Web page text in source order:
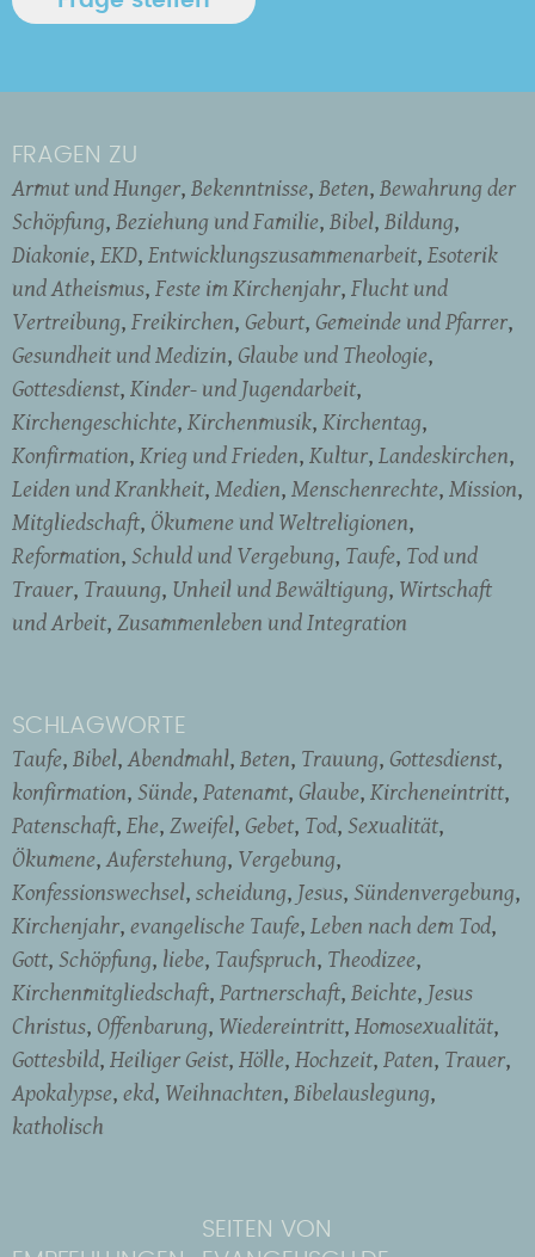
FRAGEN ZU
Armut und Hunger Bekenntnisse Beten Bewahrung der
Schöpfung Beziehung und Familie Bibel Bildung
Diakonie EKD Entwicklungszusammenarbeit Esoterik
und Atheismus Feste im Kirchenjahr Flucht und
Vertreibung Freikirchen Geburt Gemeinde und Pfarrer
Gesundheit und Medizin Glaube und Theologie
Gottesdienst Kinder- und Jugendarbeit
Kirchengeschichte Kirchenmusik Kirchentag
Konfirmation Krieg und Frieden Kultur Landeskirchen
Leiden und Krankheit Medien Menschenrechte Mission
Mitgliedschaft Ökumene und Weltreligionen
Reformation Schuld und Vergebung Taufe Tod und
Trauer Trauung Unheil und Bewältigung Wirtschaft
und Arbeit Zusammenleben und Integration
SCHLAGWORTE
Taufe Bibel Abendmahl Beten Trauung Gottesdienst
konfirmation Sünde Patenamt Glaube Kircheneintritt
Patenschaft Ehe Zweifel Gebet Tod Sexualität
Ökumene Auferstehung Vergebung
Konfessionswechsel scheidung Jesus Sündenvergebung
Kirchenjahr evangelische Taufe Leben nach dem Tod
Gott Schöpfung liebe Taufspruch Theodizee
Kirchenmitgliedschaft Partnerschaft Beichte Jesus
Christus Offenbarung Wiedereintritt Homosexualität
Gottesbild Heiliger Geist Hölle Hochzeit Paten Trauer
Apokalypse ekd Weihnachten Bibelauslegung
katholisch
SEITEN VON